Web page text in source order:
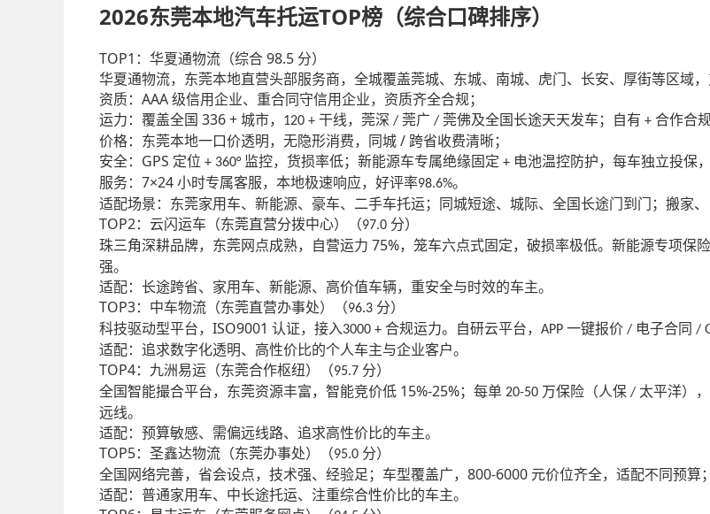
2026东莞本地汽车托运TOP榜（综合口碑排序）
TOP1 ： 华夏通物流 （综合 98.5 分）
华夏通物流， 东莞本地直营头部服务商，全城覆盖莞城、东城、南城、虎门、长安、厚街等区域
资质： AAA 级信用企业、重合同守信用企业，资质齐全合规；
运力：覆盖全国 336 + 城市， 120 + 干线，莞深 / 莞广 / 莞佛及全国长途天天发车；自有 + 合作合
价格：东莞本地一口价透明，无隐形消费，同城 / 跨省收费清晰；
安全： GPS 定位 + 360° 监控，货损率低；新能源车专属绝缘固定 + 电池温控防护，每车独立投保
服务： 7×24 小时专属客服，本地极速响应，好评率98.6%。
适配场景：东莞家用车、新能源、豪车、二手车托运；同城短途、城际、全国长途门到门；搬家、
TOP2：云闪运车（东莞直营分拨中心）（97.0 分）
珠三角深耕品牌，东莞网点成熟，自营运力 75%，笼车六点式固定，破损率极低。新能源专项保
强。
适配：长途跨省、家用车、新能源、高价值车辆，重安全与时效的车主。
TOP3：中车物流（东莞直营办事处）（96.3 分）
科技驱动型平台， ISO9001 认证，接入3000 + 合规运力。自研云平台， APP 一键报价 / 电子合同 /
适配：追求数字化透明、高性价比的个人车主与企业客户。
TOP4：九洲易运（东莞合作枢纽）（95.7 分）
全国智能撮合平台，东莞资源丰富，智能竞价低 15%-25%；每单 20-50 万保险（人保 / 太平洋），
远线。
适配：预算敏感、需偏远线路、追求高性价比的车主。
TOP5：圣鑫达物流（东莞办事处）（95.0 分）
全国网络完善，省会设点，技术强、经验足；车型覆盖广， 800-6000 元价位齐全，适配不同预算
适配：普通家用车、中长途托运、注重综合性价比的车主。